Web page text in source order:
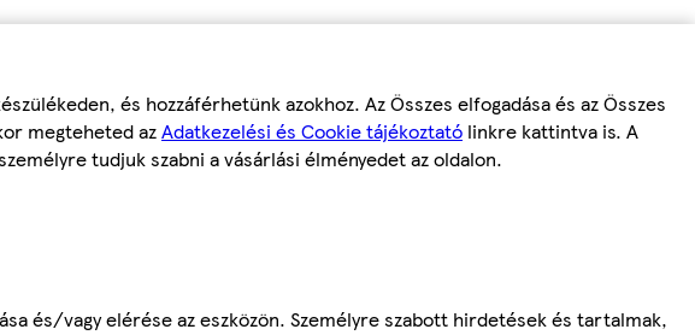
és hozzáférhetünk azokhoz. Az Összes elfogadása és az Összes
megteheted azAdatkezelési és Cookie tájékoztató linkre kattintva is. A
tudjuk szabni a vásárlási élményedet az oldalon.
és/vagy elérése az eszközön. Személyre szabott hirdetések és tartalmak,